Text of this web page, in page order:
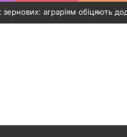
інфраструктурному об’єкту